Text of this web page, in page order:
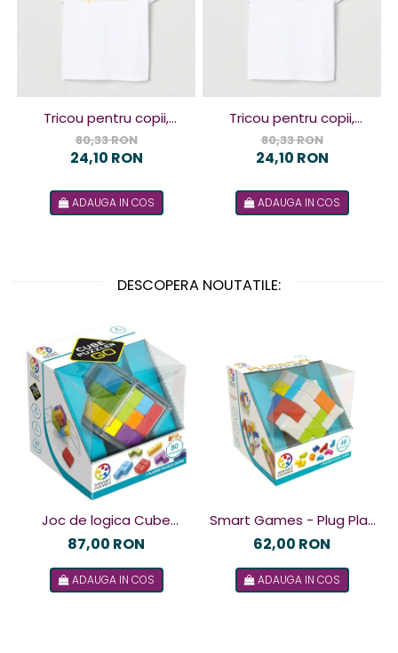
Tricou pentru copii,
design Terorist
80,33 RON
24,10 RON
ADAUGA IN COS
Tricou pentru copii,
design Terorista
80,33 RON
24,10 RON
ADAUGA IN COS
DESCOPERA NOUTATILE:
Joc de logica Cube
Puzzler Go, Smart
87,00 RON
ADAUGA IN COS
Smart Games - Plug Play
Puzzler, joc de logica cu
romana
62,00 RON
ADAUGA IN COS